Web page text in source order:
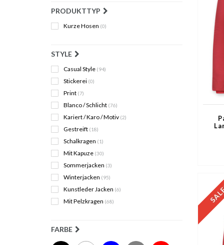
PRODUKTTYP
Kurze Hosen (0)
STYLE
Casual Style (94)
Stickerei (0)
Print (7)
Blanco / Schlicht (76)
Kariert / Karo / Motiv (2)
Gestreift (18)
Schalkragen (1)
Mit Kapuze (30)
Sommerjacken (3)
Winterjacken (95)
Kunstleder Jacken (6)
Mit Pelzkragen (68)
FARBE